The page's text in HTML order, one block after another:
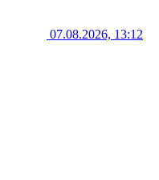
07.08.2026, 13:12